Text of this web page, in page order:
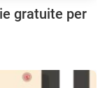
gratuite per